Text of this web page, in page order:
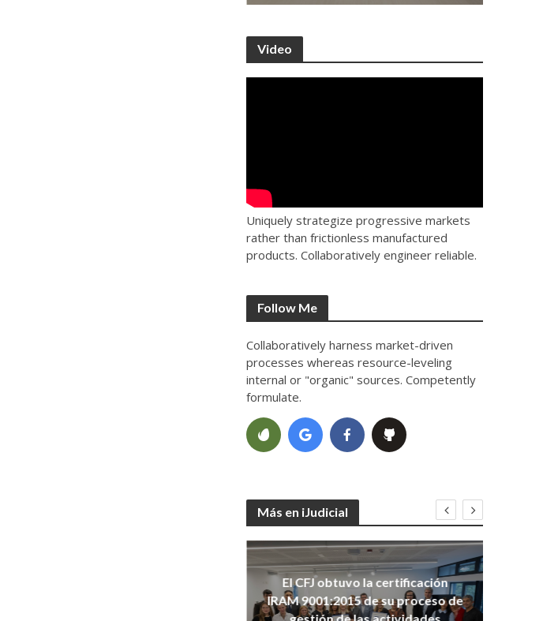
Video
Uniquely strategize progressive markets
rather than frictionless manufactured
products. Collaboratively engineer reliable.
Follow Me
Collaboratively harness market-driven
processes whereas resource-leveling
internal or "organic" sources. Competently
formulate.
Más en iJudicial
El CFJ obtuvo la certificación
IRAM 9001:2015 de su proceso de